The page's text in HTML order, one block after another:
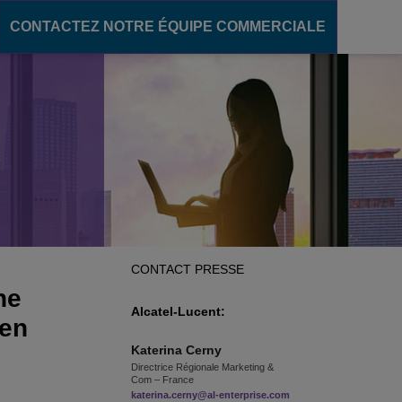
CONTACTEZ NOTRE ÉQUIPE COMMERCIALE
le secteur de l'éducation
numérique
CONTACT PRESSE
Alcatel-Lucent:
Katerina Cerny
Directrice Régionale Marketing &
Com – France
katerina.cerny@al-enterprise.com